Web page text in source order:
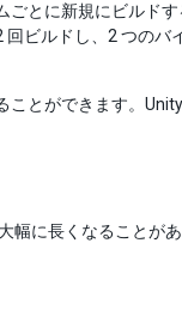
とに新規にビルド
ビルドし、2 つのバ
とができます。
幅に長くなることが